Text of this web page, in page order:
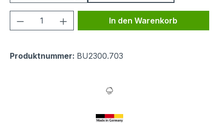
Produkt Anzahl: Gib denIn den Warenkorb
Produktnummer: BU2300.703